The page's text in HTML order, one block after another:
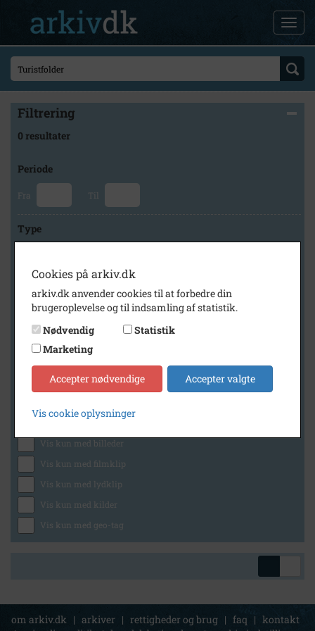
Filtrering
0 resultater
Periode
Fra Til
Type
Arkiv
Stevns Lokalhistoriske Arkiv
Generelt
Vis kun med billeder
Vis kun med filmklip
Vis kun med lydklip
Vis kun med kilder
Vis kun med geo-tag
om arkiv.dk | arkiver | rettigheder og brug | faq | kontakt
Cookies på arkiv.dk
arkiv.dk anvender cookies til at forbedre din
brugeroplevelse og til indsamling af statistik.
Nødvendig
Statistik
Marketing
Accepter nødvendige Accepter valgte
Vis cookie oplysninger